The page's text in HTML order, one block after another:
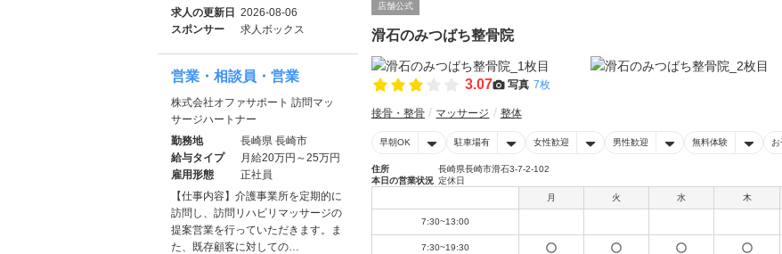
店舗公式
滑石のみつばち整骨院
3.07 写真 7枚
接骨・整骨 マッサージ 整体
早朝OK 駐車場有 女性歓迎 男性歓迎 無料体験
住所
長崎県長崎市滑石3-7-2-102
本日の営業状況 定休日
月
火 水 木
7:30~13:00
7:30~19:30
求人の更新日 2026-08-06
スポンサー
求人ボックス
営業・相談員・営業
株式会社オファサポート 訪問マッ
サージハートナー
勤務地
長崎県 長崎市
給与タイプ
月給20万円～25万円
雇用形態
正社員
【仕事内容】介護事業所を定期的に
訪問し、訪問リハビリマッサージの
提案営業を行っていただきます。ま
た、既存顧客に対しての…